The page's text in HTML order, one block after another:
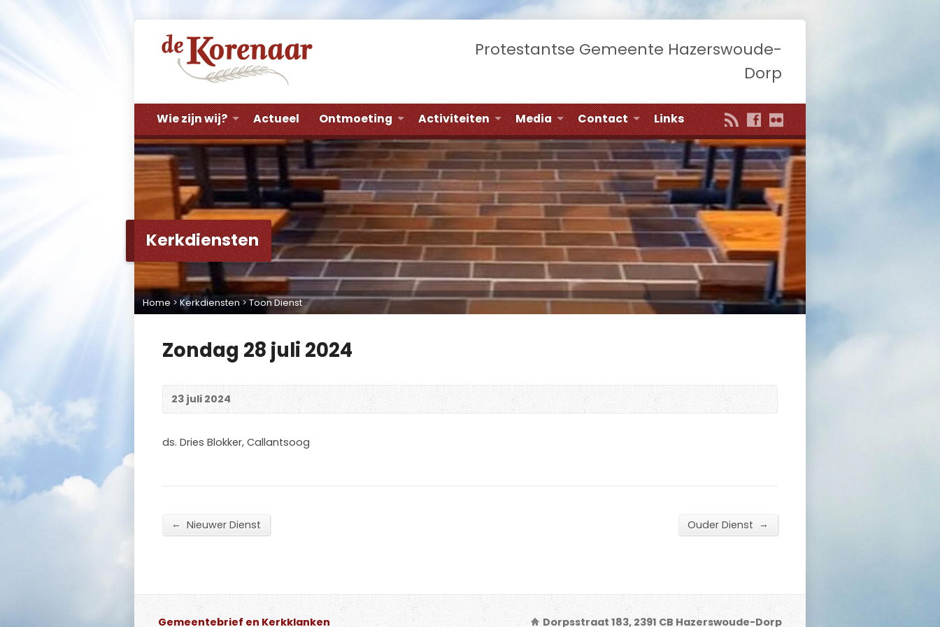
Protestantse Gemeente Hazerswoude-
Dorp
Wie zijn wij? Actueel Ontmoeting Activiteiten Media Contact Links
Kerkdiensten
Home > Kerkdiensten>Toon Dienst
Zondag 28 juli 2024
23 juli 2024
ds. Dries Blokker, Callantsoog
← Nieuwer Dienst Ouder Dienst →
Gemeentebrief en Kerkklanken Dorpsstraat 183, 2391 CB Hazerswoude-Dorp